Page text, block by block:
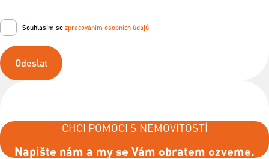
Souhlasím se zpracováním osobních údajů
Odeslat
CHCI POMOCI S NEMOVITOSTÍ
Napište nám a my se Vám obratem ozveme.